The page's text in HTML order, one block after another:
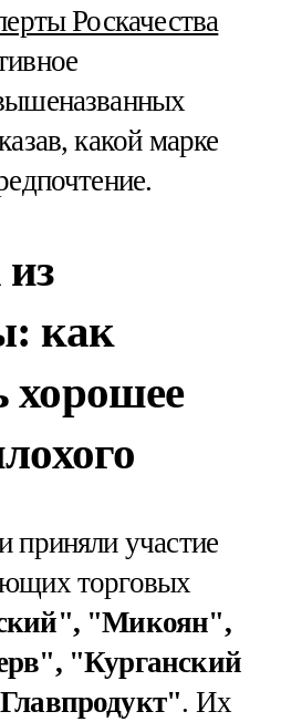
Роскачества
какой марке
как
хорошее
приняли участие
торговых
"Микоян",
"Курганский
. Их